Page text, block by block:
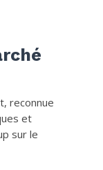
reconnue
et
sur le